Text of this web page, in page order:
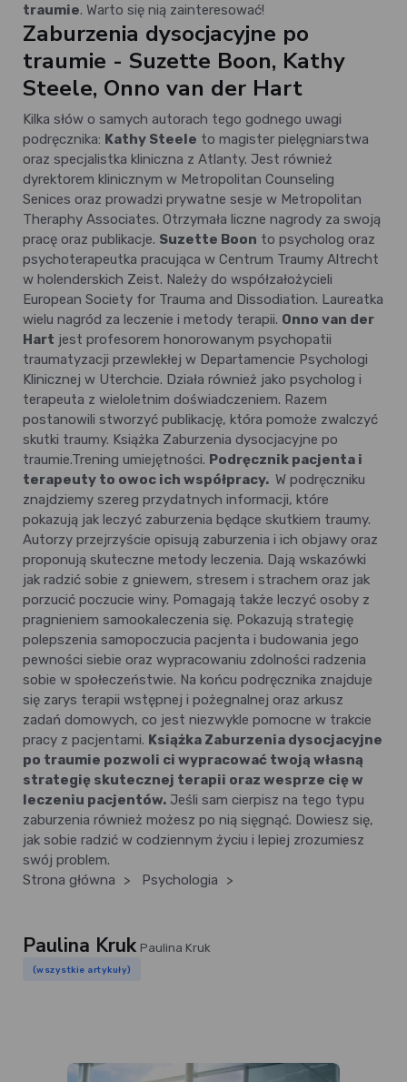
traumie. Warto się nią zainteresować!
Zaburzenia dysocjacyjne po
traumie - Suzette Boon, Kathy
Steele, Onno van der Hart
Kilka słów o samych autorach tego godnego uwagi
podręcznika: Kathy Steele to magister pielęgniarstwa
oraz specjalistka kliniczna z Atlanty. Jest również
dyrektorem klinicznym w Metropolitan Counseling
Senices oraz prowadzi prywatne sesje w Metropolitan
Theraphy Associates. Otrzymała liczne nagrody za swoją
pracę oraz publikacje. Suzette Boon to psycholog oraz
psychoterapeutka pracująca w Centrum Traumy Altrecht
w holenderskich Zeist. Należy do współzałożycieli
European Society for Trauma and Dissodiation. Laureatka
wielu nagród za leczenie i metody terapii. Onno van der
Hart jest profesorem honorowanym psychopatii
traumatyzacji przewlekłej w Departamencie Psychologi
Klinicznej w Uterchcie. Działa również jako psycholog i
terapeuta z wieloletnim doświadczeniem. Razem
postanowili stworzyć publikację, która pomoże zwalczyć
skutki traumy. Książka Zaburzenia dysocjacyjne po
traumie.Trening umiejętności. Podręcznik pacjenta i
terapeuty to owoc ich współpracy. W podręczniku
znajdziemy szereg przydatnych informacji, które
pokazują jak leczyć zaburzenia będące skutkiem traumy.
Autorzy przejrzyście opisują zaburzenia i ich objawy oraz
proponują skuteczne metody leczenia. Dają wskazówki
jak radzić sobie z gniewem, stresem i strachem oraz jak
porzucić poczucie winy. Pomagają także leczyć osoby z
pragnieniem samookaleczenia się. Pokazują strategię
polepszenia samopoczucia pacjenta i budowania jego
pewności siebie oraz wypracowaniu zdolności radzenia
sobie w społeczeństwie. Na końcu podręcznika znajduje
się zarys terapii wstępnej i pożegnalnej oraz arkusz
zadań domowych, co jest niezwykle pomocne w trakcie
pracy z pacjentami. Książka Zaburzenia dysocjacyjne
po traumie pozwoli ci wypracować twoją własną
strategię skutecznej terapii oraz wesprze cię w
leczeniu pacjentów. Jeśli sam cierpisz na tego typu
zaburzenia również możesz po nią sięgnąć. Dowiesz się,
jak sobie radzić w codziennym życiu i lepiej zrozumiesz
swój problem.
Strona główna
> Psychologia >
Paulina Kruk Paulina Kruk
(wszystkie artykuły)